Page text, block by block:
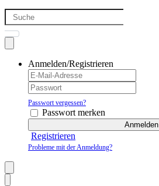
Anmelden/Registrieren
Passwort vergessen?
Passwort merken
Anmelden
Registrieren
Probleme mit der Anmeldung?